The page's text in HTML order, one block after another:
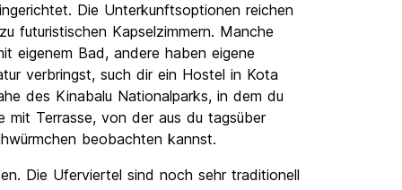
Die Unterkunftsoptionen reichen
futuristischen Kapselzimmern. Manche
eigenem Bad, andere haben eigene
verbringst, such dir ein Hostel in Kota
des Kinabalu Nationalparks, in dem du
Terrasse, von der aus du tagsüber
beobachten kannst.
Die Uferviertel sind noch sehr traditionell